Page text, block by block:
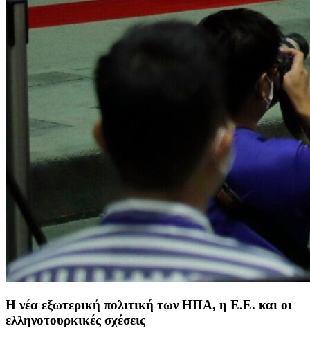
Η νέα εξωτερική πολιτική των ΗΠΑ, η Ε.Ε. και οι
ελληνοτουρκικές σχέσεις